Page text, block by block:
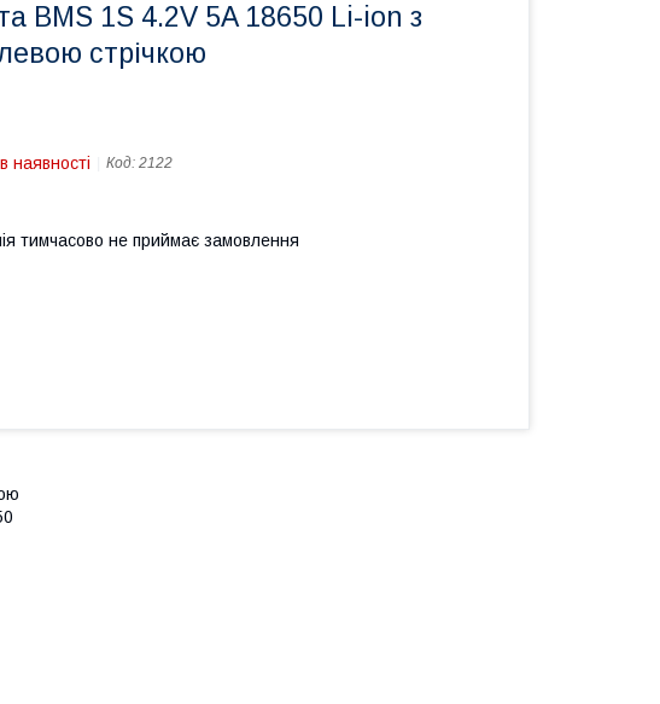
BMS 1S 4.2V 5A 18650 Li-ion з
стрічкою
наявності Код: 2122
тимчасово не приймає замовлення